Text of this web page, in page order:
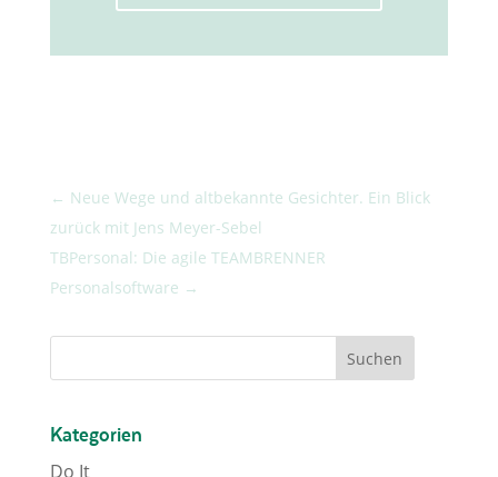
← Neue Wege und altbekannte Gesichter. Ein Blick
zurück mit Jens Meyer-Sebel
TBPersonal: Die agile TEAMBRENNER
Personalsoftware →
Kategorien
Do It